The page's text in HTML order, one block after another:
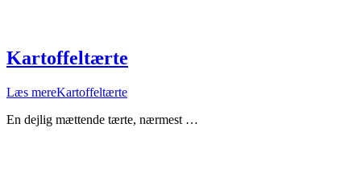
Kartoffeltærte
Læs mereKartoffeltærte
En dejlig mættende tærte, nærmest …